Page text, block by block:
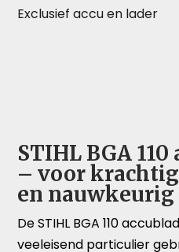
Exclusief accu en lader
STIHL BGA
– voor
en
De STIHL BGA 110
veeleisend particulier